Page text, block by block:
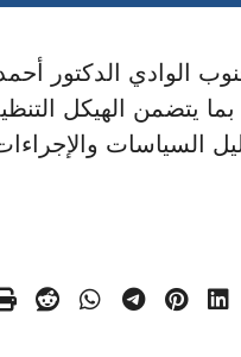
جنوب الوادي الدكتور
بما يتضمن الهيكل
السياسات